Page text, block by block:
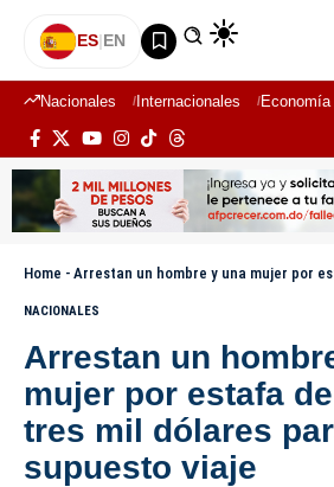
ES|EN
Nacionales Internacionales Economía
Home - Arrestan un hombre y una mujer por estafa de más de
NACIONALES
Arrestan un
mujer por estafa
tres mil dólares
supuesto viaje